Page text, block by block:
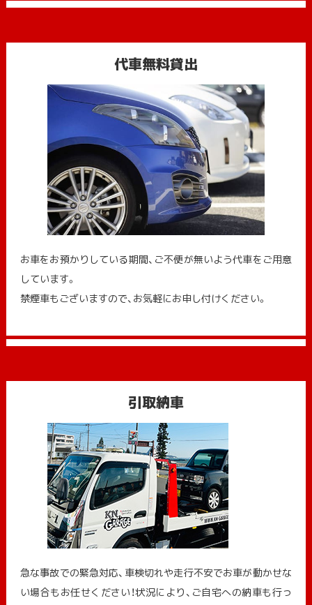
代車無料貸出
お車をお預かりしている期間、ご不便が無いよう代車をご用意
しています。
禁煙車もございますので、お気軽にお申し付けください。
引取納車
急な事故での緊急対応、車検切れや走行不安でお車が動かせな
い場合もお任せください！状況により、ご自宅への納⾞も⾏っ